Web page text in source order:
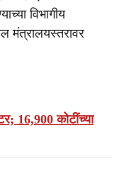
विभागीय
मंत्रालयस्तरावर
16,900 कोटींच्या